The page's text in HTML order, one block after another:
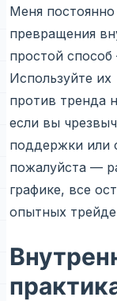
Меня
превращения
простой
Используйте
против тренда
если вы
поддержки или
пожалуйста —
графике, все
опытных